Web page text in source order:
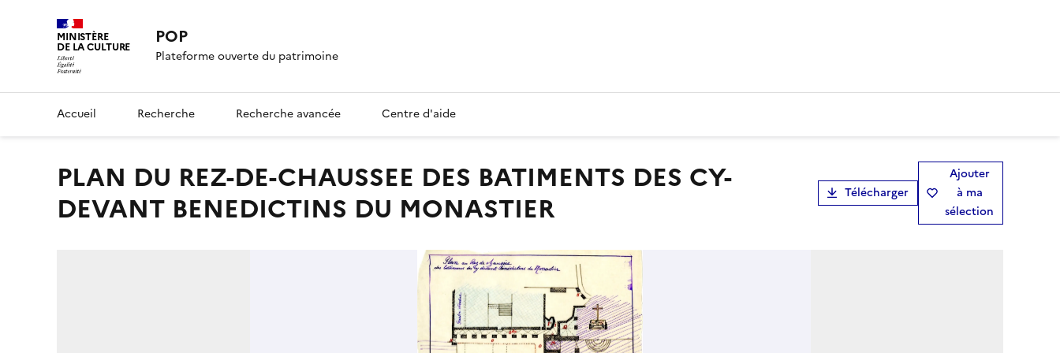
MINISTÈRE
DE LA CULTURE POP
Plateforme ouverte du patrimoine
Accueil Recherche Recherche avancée Centre d'aide
PLAN DU REZ-DE-CHAUSSEE DES BATIMENTS DES CY-
DEVANT BENEDICTINS DU MONASTIER
Télécharger
Ajouter
à ma
sélection